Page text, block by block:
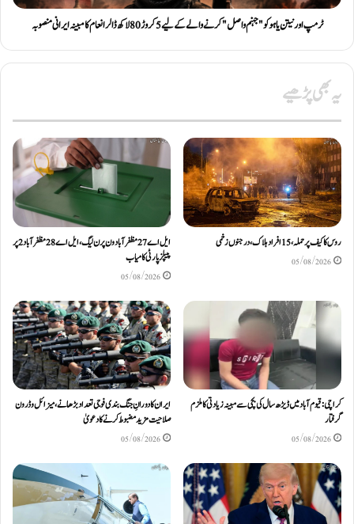
ٹرمپ اور نیتن یاہو کو "جہنم واصل" کرنے والے کے لیے 5 کروڑ 80 لاکھ ڈالر انعام کا مبینہ ایرانی منصوبہ
یہ بھی پڑھیے
روس کا کیف پر حملہ، 15 افراد ہلاک، درجنوں زخمی
05/08/2026
ایل اے 27 مظفرآباد ون پر ن لیگ، ایل اے 28 مظفر آباد 2 پر
پیپلز پارٹی کامیاب
05/08/2026
کراچی: قیوم آباد میں ڈیڑھ سال کی بچی سے مبینہ زیادتی کا ملزم
گرفتار
05/08/2026
ایران کا دورانِ جنگ بندی فوجی تعداد بڑھانے، میزائل و ڈرون
صلاحیت مزید مضبوط کرنے کا دعویٰ
05/08/2026